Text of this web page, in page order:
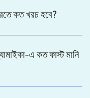
কত খরচ হবে?
এ কত ফাস্ট মানি